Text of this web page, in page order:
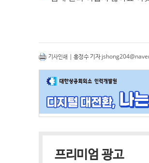
기사인쇄 | 홍정수 기자
프리미엄 광고